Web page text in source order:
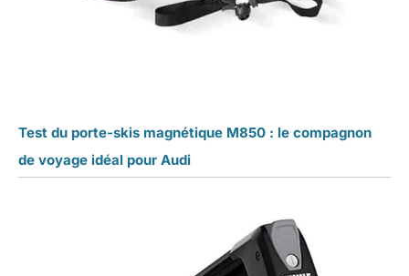
Test du porte-skis magnétique M850 : le compagnon
de voyage idéal pour Audi